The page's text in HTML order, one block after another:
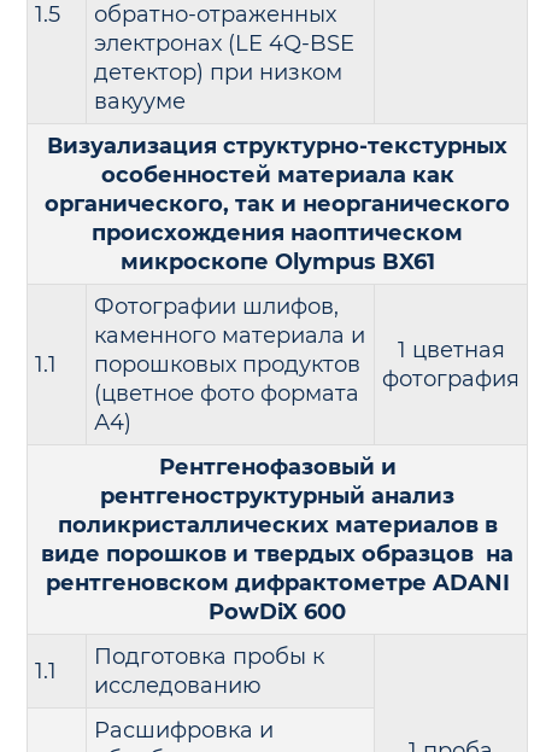
1.5
обратно-отраженных
электронах (LE 4Q-BSE
детектор) при низком
вакууме
Визуализация структурно-текстурных
особенностей материала как
органического, так и неорганического
происхождения наоптическом
микроскопе Olympus BX61
1.1
Фотографии шлифов,
каменного материала и
порошковых продуктов
(цветное фото формата
А4)
1 цветная
фотография
Рентгенофазовый и
рентгеноструктурный анализ
поликристаллических материалов в
виде порошков и твердых образцов на
рентгеновском дифрактометре ADANI
PowDiX 600
1.1
Подготовка пробы к
исследованию
Расшифровка и